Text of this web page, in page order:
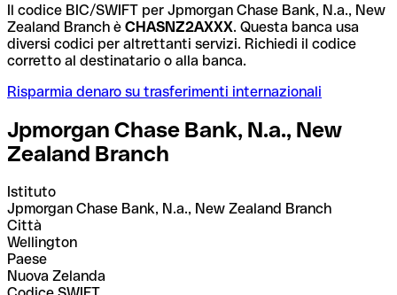
Il codice BIC/SWIFT per Jpmorgan Chase Bank, N.a., New
Zealand Branch è CHASNZ2AXXX. Questa banca usa
diversi codici per altrettanti servizi. Richiedi il codice
corretto al destinatario o alla banca.
Risparmia denaro su trasferimenti internazionali
Jpmorgan Chase Bank, N.a., New
Zealand Branch
Istituto
Jpmorgan Chase Bank, N.a., New Zealand Branch
Città
Wellington
Paese
Nuova Zelanda